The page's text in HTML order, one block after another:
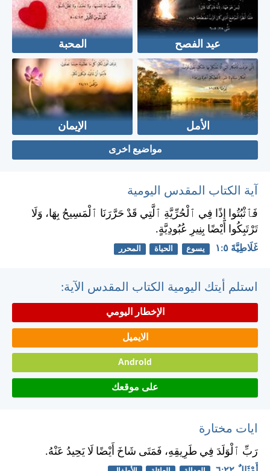
عيد الفصح المحبة
الأمل الإيمان
مواضيع اخرى
آية الكتاب المقدس اليومية
فَٱثْبُتُوا إِذًا فِي ٱلْحُرِّيَّةِ ٱلَّتِي قَدْ حَرَّرَنَا ٱلْمَسِيحُ بِهَا، وَلَا
تَرْتَبِكُوا أَيْضًا بِنِيرِ عُبُودِيَّةٍ.
غَلَاطِيَّةَ ٥:‏١ يسوع الحياة المحرر
استلم أيتك اليومية الكتاب المقدس الآية:
الإخطار اليومي
الايميل
Android
على موقعك
ايات مختارة
رَبِّ ٱلْوَلَدَ فِي طَرِيقِهِ، فَمَتَى شَاخَ أَيْضًا لَا يَحِيدُ عَنْهُ.